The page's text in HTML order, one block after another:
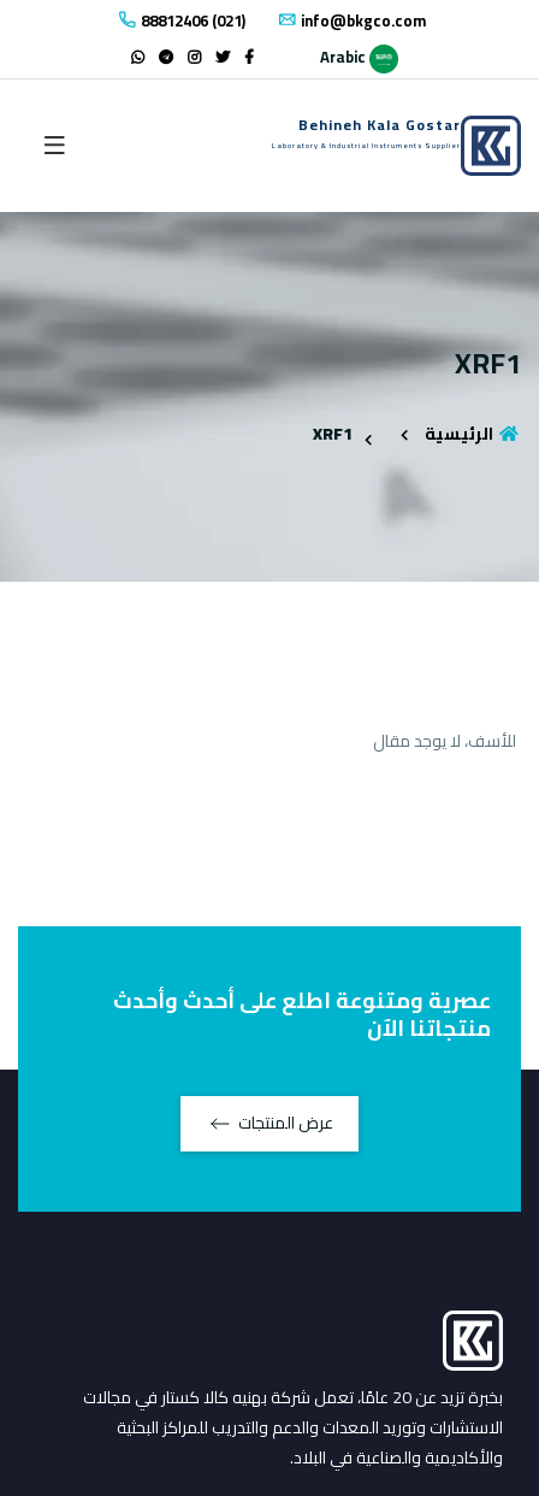
info@bkgco.com
88812406 (021)
Behineh Kala Gostar
Laboratory & Industrial Instruments Supplier
XRF1
الرئيسية XRF1
للأسف، لا يوجد مقال
عصرية ومتنوعةاطلع على أحدث وأحدث
منتجاتنا الآن
عرض المنتجات
بخبرة تزيد عن 20 عامًا، تعمل شركة بهنيه كالا كستار في مجالات
الاستشارات وتوريد المعدات والدعم والتدريب للمراكز البحثية
والأكاديمية والصناعية في البلاد.